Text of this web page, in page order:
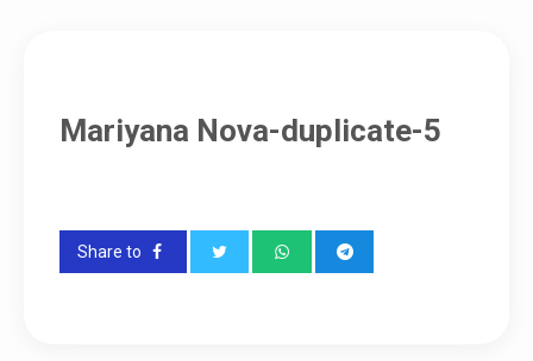
Fasilitas
Mariyana Nova-duplicate-5
Share to